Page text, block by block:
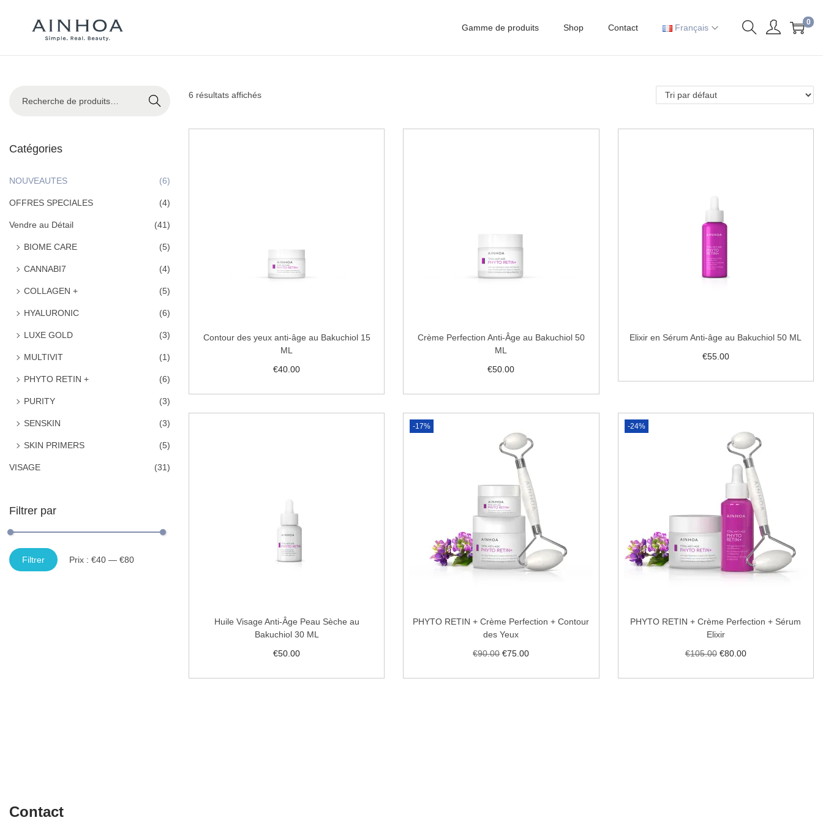
Gamme de produits Shop Contact Français
0
6 résultats affichés
Contour des yeux anti-âge au Bakuchiol 15
ML
€40.00
Ajouter à la liste de souhaits
Crème Perfection Anti-Âge au Bakuchiol 50
ML
€50.00
Ajouter à la liste de souhaits
Elixir en Sérum Anti-âge au Bakuchiol 50 ML
€55.00
Huile Visage Anti-Âge Peau Sèche au
Bakuchiol 30 ML
€50.00
-17%
PHYTO RETIN + Crème Perfection + Contour
des Yeux
€90.00 €75.00
-24%
PHYTO RETIN + Crème Perfection + Sérum
Elixir
€105.00 €80.00
Recher
Catégories
NOUVEAUTES (6)
OFFRES SPECIALES (4)
Vendre au Détail (41)
BIOME CARE (5)
CANNABI7 (4)
COLLAGEN + (5)
HYALURONIC (6)
LUXE GOLD (3)
MULTIVIT (1)
PHYTO RETIN + (6)
PURITY (3)
SENSKIN (3)
SKIN PRIMERS (5)
VISAGE (31)
Filtrer par
Filtrer Prix : €40 — €80
Contact